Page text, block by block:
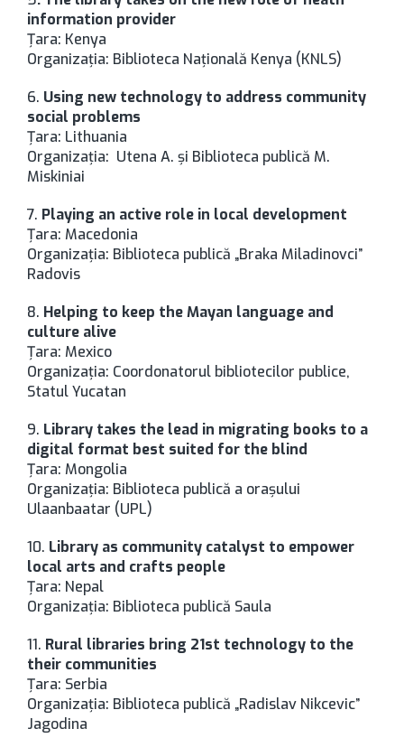
information provider
Ţara: Kenya
Organizaţia: Biblioteca Naţională Kenya (KNLS)
6. Using new technology to address community
social problems
Ţara: Lithuania
Organizaţia: Utena A. şi Biblioteca publică M.
Miskiniai
7. Playing an active role in local development
Ţara: Macedonia
Organizaţia: Biblioteca publică „Braka Miladinovci”
Radovis
8. Helping to keep the Mayan language and
culture alive
Ţara: Mexico
Organizaţia: Coordonatorul bibliotecilor publice,
Statul Yucatan
9. Library takes the lead in migrating books to a
digital format best suited for the blind
Ţara: Mongolia
Organizaţia: Biblioteca publică a oraşului
Ulaanbaatar (UPL)
10. Library as community catalyst to empower
local arts and crafts people
Ţara: Nepal
Organizaţia: Biblioteca publică Saula
11. Rural libraries bring 21st technology to the
their communities
Ţara: Serbia
Organizaţia: Biblioteca publică „Radislav Nikcevic”
Jagodina